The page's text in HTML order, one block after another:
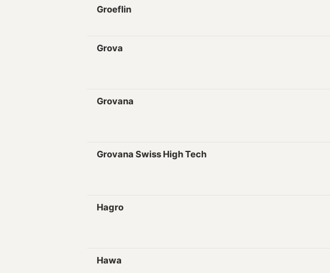
Groeflin
Grova
Grovana
Grovana Swiss High Tech
Hagro
Hawa